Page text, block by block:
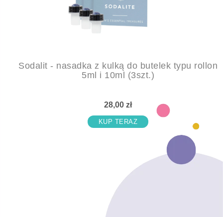
Sodalit - nasadka z kulką do butelek typu rollon
5ml i 10ml (3szt.)
28,00 zł
KUP TERAZ